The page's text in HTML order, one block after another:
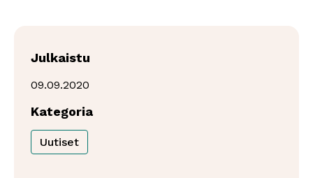
Julkaistu
09.09.2020
Kategoria
Uutiset